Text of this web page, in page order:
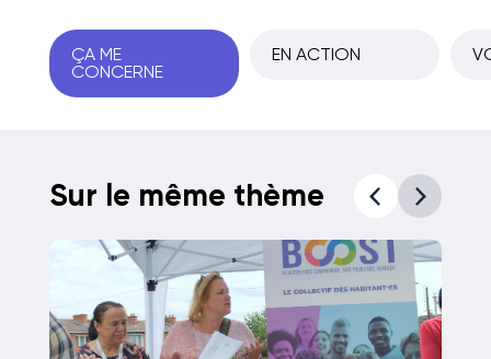
ÇA ME
CONCERNE
EN ACTION
Sur le même thème